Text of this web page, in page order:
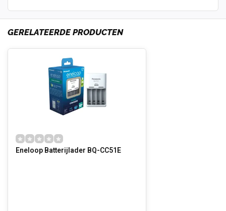
GERELATEERDE PRODUCTEN
Eneloop Batterijlader BQ-CC51E